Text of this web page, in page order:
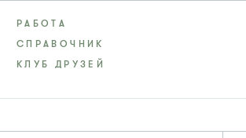
РАБОТА
СПРАВОЧНИК
КЛУБ ДРУЗЕЙ